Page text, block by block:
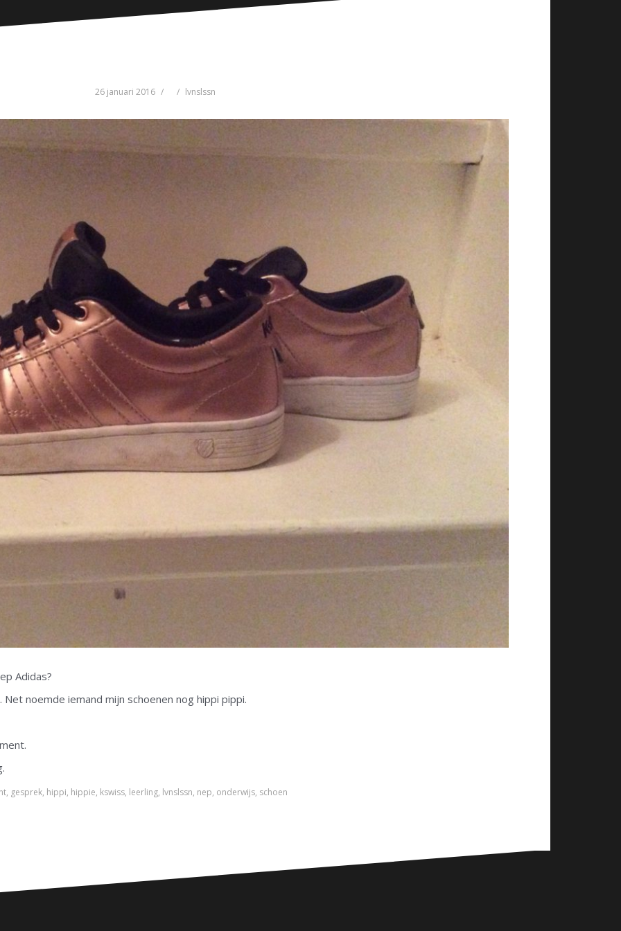
26 januari 2016 lvnslssn
Adidas?
noemde iemand mijn schoenen nog hippi pippi.
, gesprek, hippi, hippie, kswiss, leerling, lvnslssn, nep, onderwijs, schoen